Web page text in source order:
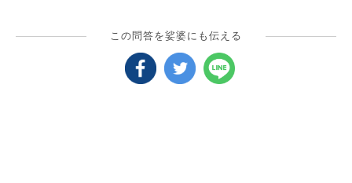
この問答を娑婆にも伝える